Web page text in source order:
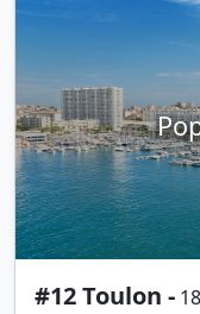
#12 Toulon -